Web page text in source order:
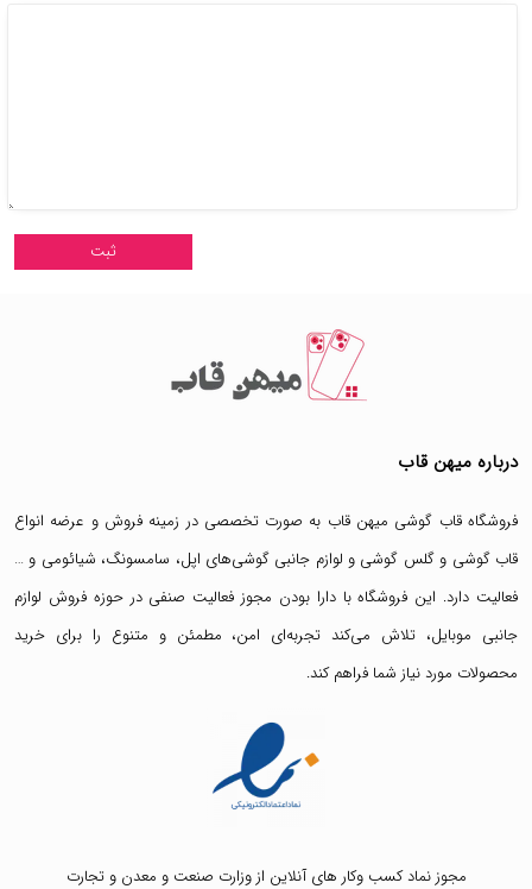
درباره میهن قاب
فروشگاه قاب گوشی میهن قاب به صورت تخصصی در زمینه فروش و عرضه انواع
قاب گوشی وگلس گوشی و لوازم جانبی گوشی‌های اپل، سامسونگ، شیائومی و …
فعالیت دارد. این فروشگاه با دارا بودن مجوز فعالیت صنفی در حوزه فروش لوازم
جانبی موبایل، تلاش می‌کند تجربه‌ای امن، مطمئن و متنوع را برای خرید
محصولات مورد نیاز شما فراهم کند.
مجوز نماد کسب وکار های آنلاین از وزارت صنعت و معدن و تجارت